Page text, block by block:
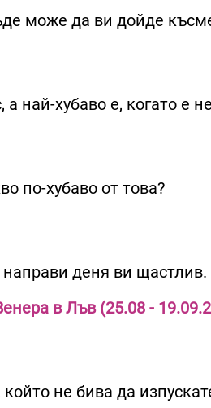
може да ви дойде
най-хубаво е, когато е
по-хубаво от това?
деня ви щастлив.
в Лъв (25.08 -
не бива да